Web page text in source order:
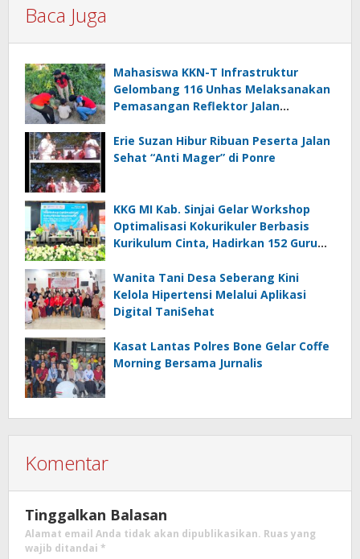
Baca Juga
Mahasiswa KKN-T Infrastruktur
Gelombang 116 Unhas Melaksanakan
Pemasangan Reflektor Jalan
Erie Suzan Hibur Ribuan Peserta Jalan
Sehat “Anti Mager” di Ponre
KKG MI Kab. Sinjai Gelar Workshop
Optimalisasi Kokurikuler Berbasis
Kurikulum Cinta, Hadirkan 152 Guru
Wanita Tani Desa Seberang Kini
Kelola Hipertensi Melalui Aplikasi
Digital TaniSehat
Kasat Lantas Polres Bone Gelar Coffe
Morning Bersama Jurnalis
Komentar
Tinggalkan Balasan
Alamat email Anda tidak akan dipublikasikan. Ruas yang
wajib ditandai *